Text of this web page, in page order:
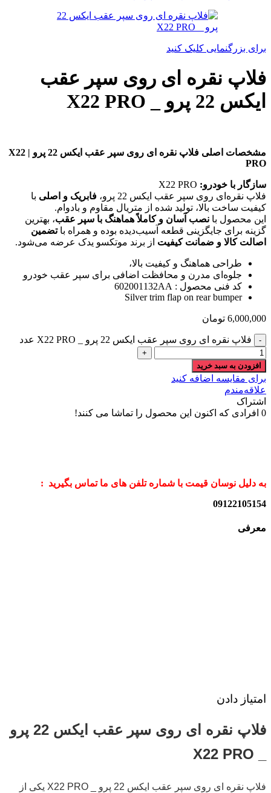
برای بزرگنمایی کلیک کنید
فلاپ نقره ای روی سپر عقب
ایکس 22 پرو _ X22 PRO
مشخصات اصلی فلاپ نقره ای روی سپر عقب ایکس 22 پرو | X22
PRO
سازگار با خودرو:
فلاپ نقره‌ای روی سپر عقب ایکس 22 پرو،
فابریک و اصلی با
کیفیت ساخت بالا، تولید شده از متریال مقاوم و بادوام.
این محصول با نصب آسان و کاملاً هماهنگ با سپر عقب، بهترین
گزینه برای جایگزینی قطعه آسیب‌دیده بوده و همراه باتضمین
اصالت کالا و ضمانت کیفیت از برند موتکسو یدک عرضه می‌شود.
طراحی هماهنگ و کیفیت بالا،
جلوه‌ای مدرن و محافظت اضافی برای سپر عقب خودرو
کد فنی محصول : 602001132AA
Silver trim flap on rear bumper
6,000,000 تومان
فلاپ نقره ای روی سپر عقب ایکس 22 پرو _ X22 PRO عدد
افزودن به سبد خرید
برای مقایسه اضافه کنید
علاقه‌مندم
اشتراک
0 افرادی که اکنون این محصول را تماشا می کنند!
به دلیل نوسان قیمت با شماره تلفن های ما تماس بگیرید :
09122105154
معرفی
امتیاز دادن
فلاپ نقره ای روی سپر عقب ایکس 22 پرو
فلاپ نقره ای روی سپر عقب ایکس 22 پرو _ X22 PRO یکی از